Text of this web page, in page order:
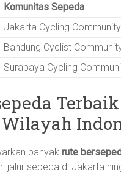
Komunitas Sepeda
Jakarta Cycling Community
Bandung Cyclist
Surabaya Cycling
banyakrute
jalur sepeda di Jakarta